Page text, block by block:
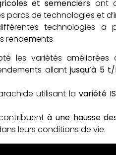
et semenciers ont
parcs de technologies et
technologies a
rendements
les variétés améliorées
allantjusqu’à 5
utilisant lavariété
à une hausse
leurs conditions de vie.